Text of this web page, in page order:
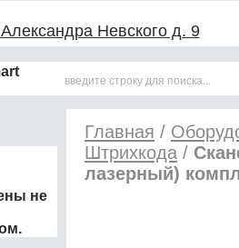
Невского д. 9
не
Главная /
Штрихкода /
лазерный)